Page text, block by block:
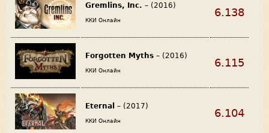
Gremlins, Inc. – (2016)
ККИ Онлайн
6.138
Forgotten Myths – (2016)
ККИ Онлайн
6.115
Eternal – (2017)
ККИ Онлайн
6.104